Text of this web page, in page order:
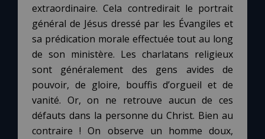
extraordinaire. Cela contredirait le portrait
général de Jésus dressé par les Évangiles et
sa prédication morale effectuée tout au long
de son ministère. Les charlatans religieux
sont généralement des gens avides de
pouvoir, de gloire, bouffis d’orgueil et de
vanité. Or, on ne retrouve aucun de ces
défauts dans la personne du Christ. Bien au
contraire ! On observe un homme doux,